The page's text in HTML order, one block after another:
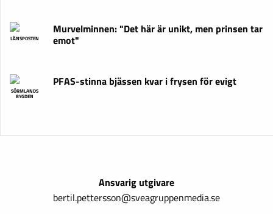
LÄNSPOSTEN
Murvelminnen: "Det här är unikt, men prinsen tar
emot"
SÖRMLANDS
BYGDEN
PFAS-stinna bjässen kvar i frysen för evigt
Ansvarig utgivare
bertil.pettersson@sveagruppenmedia.se